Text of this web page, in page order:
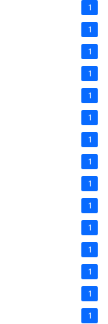
1
1
1
1
1
1
1
1
1
1
1
1
1
1
1